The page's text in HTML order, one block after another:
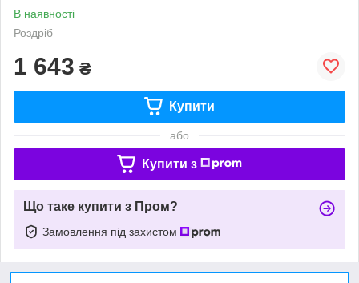
В наявності
Роздріб
1 643 ₴
Купити
або
Купити з
Що таке купити з Пром?
Замовлення під захистом